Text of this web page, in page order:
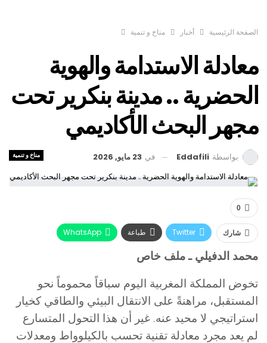
الصفحة الرئيسية أخبار مناخ و تنمية
معادلة الاستدامة والهوية
الحضرية .. مدينة بنكرير تحت
مجهر البحث الأكاديمي
مناخ و تنمية بواسطة Eddafili في 23 مايو, 2026
0
شارك Twitter طباعة
WhatsApp
البريد الإلكتروني
محمد الدفيلي ـ ملف خاص
تخوض المملكة المغربية اليوم سباقاً محموماً نحو
المستقبل، مراهنةً على الانتقال البيئي والطاقي كخيار
استراتيجي لا محيد عنه. غير أن هذا التحول المتسارع
لم يعد مجرد معادلة تقنية تحسب بالكيلوواط ومعدلات